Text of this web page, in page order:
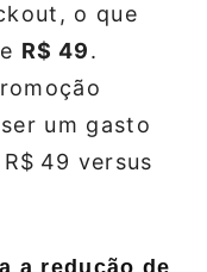
o que
R$ 49.
um gasto
R$ 49 versus
a redução de